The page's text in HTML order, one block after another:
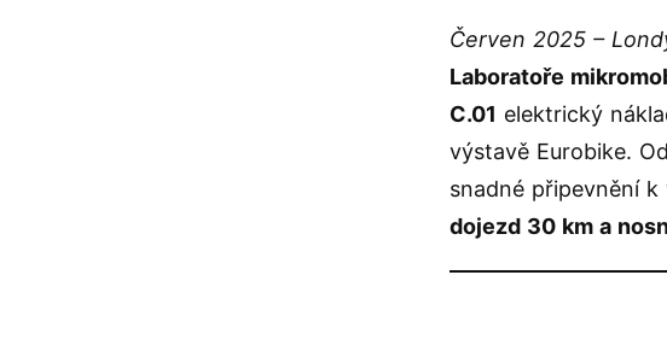
Červen 2025 –
Laboratoře
C.01 elektrický
výstavě Eurobike.
snadné připevnění
dojezd 30 km a